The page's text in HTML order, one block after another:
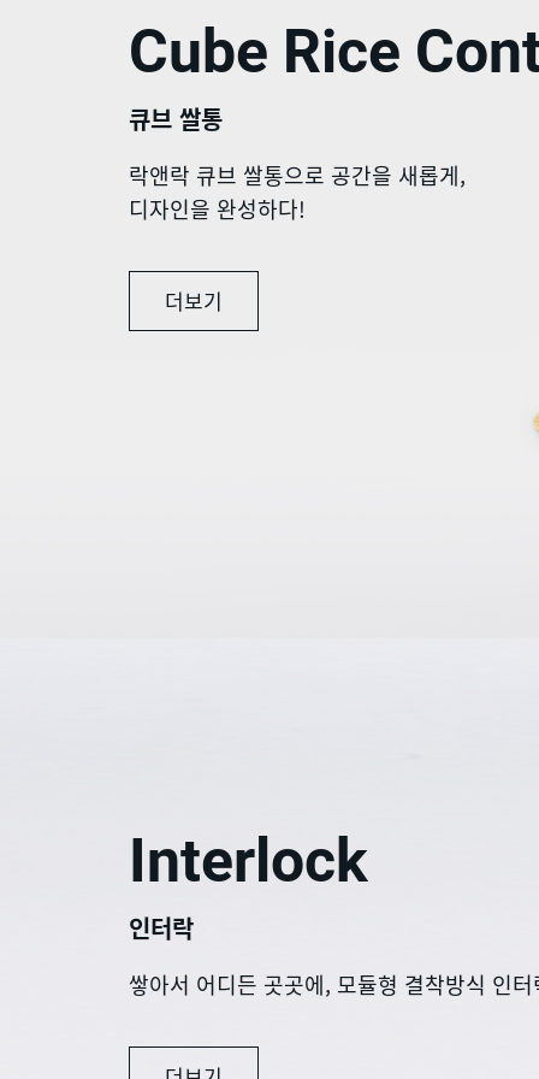
Cube Rice
큐브 쌀통
락앤락 큐브 쌀통으로 공간을 새롭게,
디자인을 완성하다!
더보기
Interlock
인터락
쌓아서 어디든 곳곳에, 모듈형 결착방식 인터